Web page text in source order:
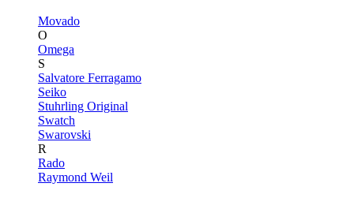
Movado
O
Omega
S
Salvatore Ferragamo
Seiko
Stuhrling Original
Swatch
Swarovski
R
Rado
Raymond Weil